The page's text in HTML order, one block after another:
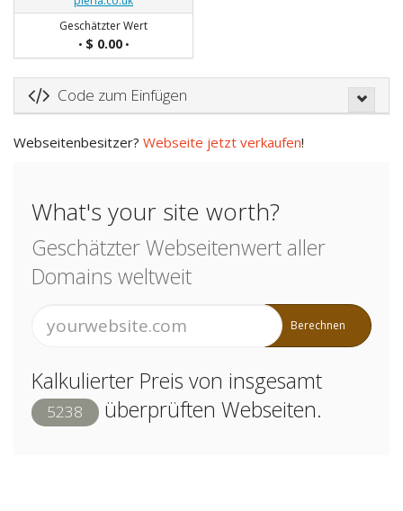
Geschätzter Wert
• $ 0.00•
Code zum Einfügen
Webseitenbesitzer? Webseite jetzt verkaufen!
What's your site worth?
Geschätzter Webseitenwert aller
Domains weltweit
Berechnen
Kalkulierter Preis von insgesamt
5238 überprüften Webseiten.